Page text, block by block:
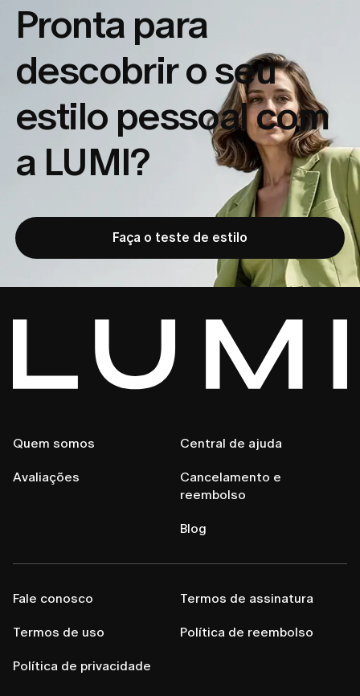
Pronta para
descobrir o seu
estilo pessoal com
a LUMI?
Faça o teste de estilo
Quem somos
Avaliações
Central de ajuda
Cancelamento e
reembolso
Blog
Fale conosco
Termos de uso
Política de privacidade
Termos de assinatura
Política de reembolso